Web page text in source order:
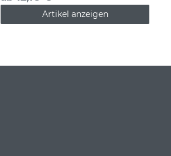
Artikel anzeigen